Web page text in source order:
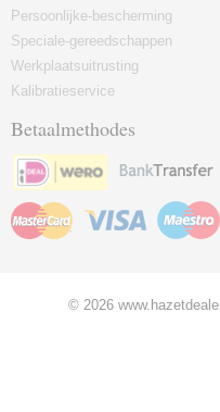
Persoonlijke-bescherming
Speciale-gereedschappen
Werkplaatsuitrusting
Kalibratieservice
Betaalmethodes
© 2026